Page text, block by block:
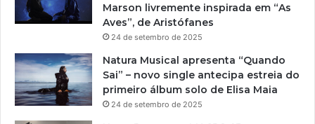
Marson livremente inspirada em “As
Aves”, de Aristófanes
24 de setembro de 2025
Natura Musical apresenta “Quando
Sai” – novo single antecipa estreia do
primeiro álbum solo de Elisa Maia
24 de setembro de 2025